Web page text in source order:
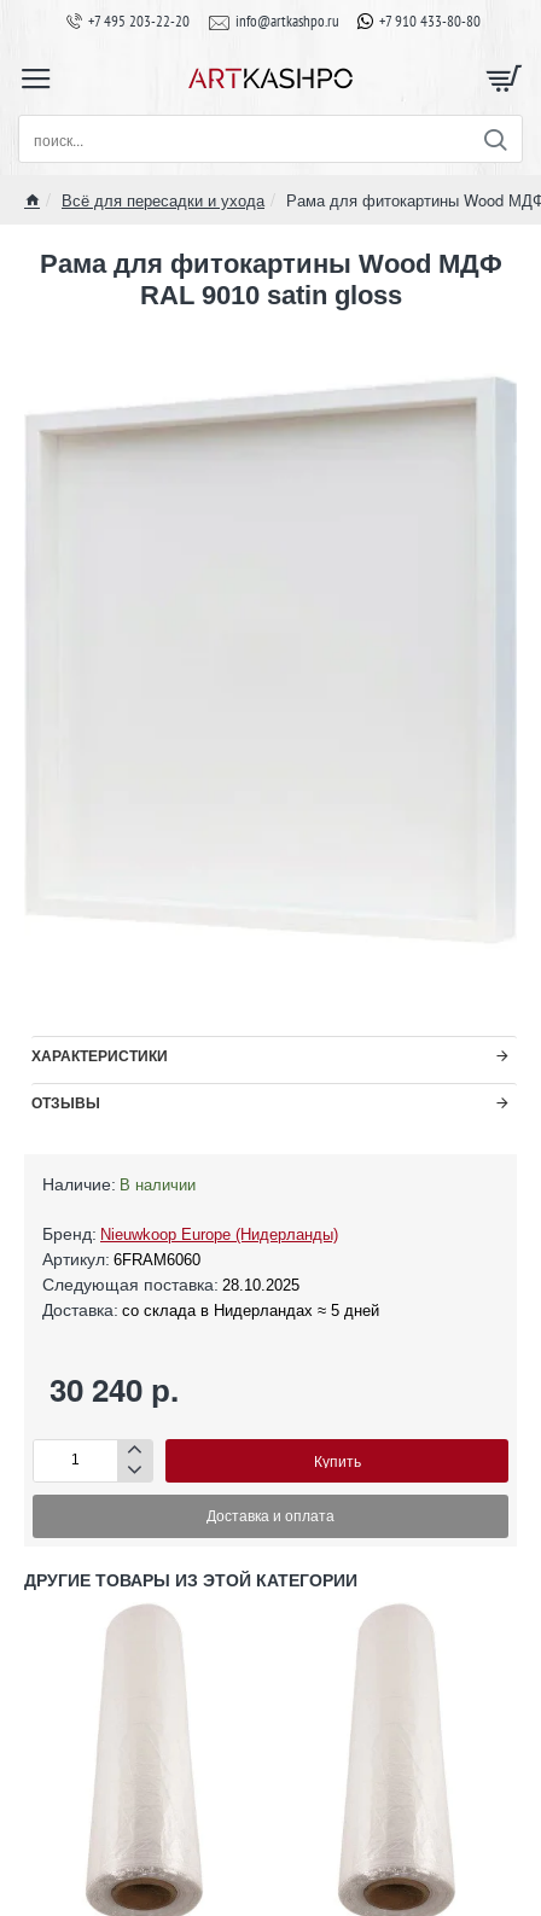
+7 495 203-22-20 info@artkashpo.ru +7 910 433-80-80
поиск...
Всё для пересадки и ухода Рама для фитокартины Wood
Рама для фитокартины Wood МДФ
RAL 9010 satin gloss
ХАРАКТЕРИСТИКИ
ОТЗЫВЫ
Наличие: В наличии
Бренд: Nieuwkoop Europe (Нидерланды)
Артикул: 6FRAM6060
Следующая поставка: 28.10.2025
Доставка: со склада в Нидерландах ≈ 5 дней
30 240 р.
Купить
Доставка и оплата
ДРУГИЕ ТОВАРЫ ИЗ ЭТОЙ КАТЕГОРИИ